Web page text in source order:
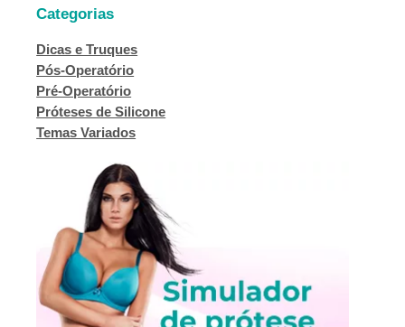
Categorias
Dicas e Truques
Pós-Operatório
Pré-Operatório
Próteses de Silicone
Temas Variados